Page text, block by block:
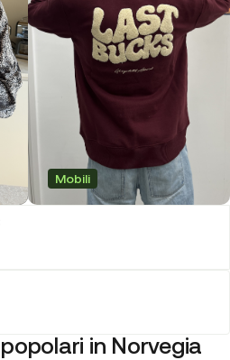
Mobili
in Norvegia